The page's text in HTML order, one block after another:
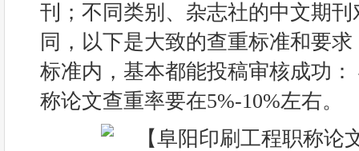
刊；不同类别、杂志社的中文期
同，以下是大致的查重标准和要
标准内，基本都能投稿审核成功
称论文查重率要在5%-10%左右。